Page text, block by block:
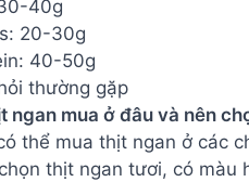
40g
20-30g
40-50g
thường gặp
ngan mua ở đâu và nên
thể mua thịt ngan ở các
thịt ngan tươi, có màu